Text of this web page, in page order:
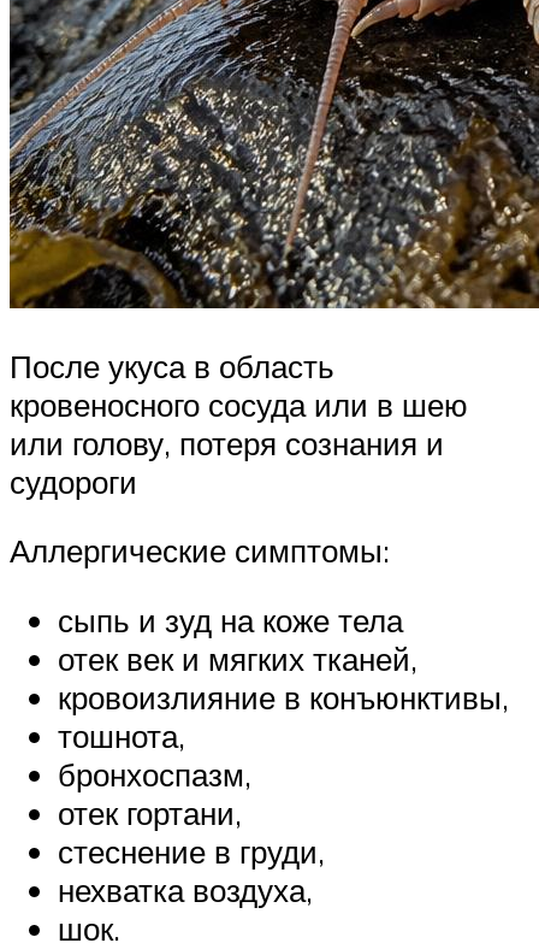
После укуса в область
кровеносного сосуда или в шею
или голову, потеря сознания и
судороги
Аллергические симптомы:
сыпь и зуд на коже тела
отек век и мягких тканей,
кровоизлияние в конъюнктивы,
тошнота,
бронхоспазм,
отек гортани,
стеснение в груди,
нехватка воздуха,
шок.